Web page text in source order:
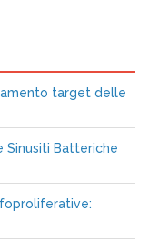
target delle
Sinusiti Batteriche